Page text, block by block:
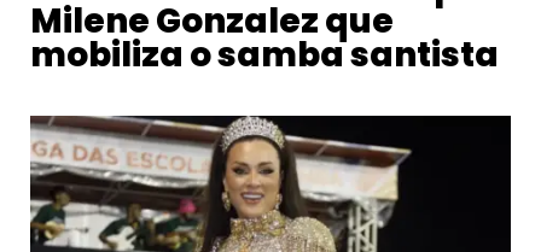
Milene Gonzalez que
mobiliza o samba santista